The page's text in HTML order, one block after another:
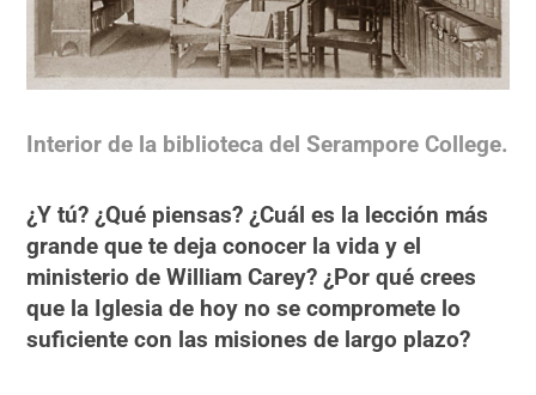
Interior de la biblioteca del Serampore College.
¿Y tú? ¿Qué piensas? ¿Cuál es la lección más
grande que te deja conocer la vida y el
ministerio de William Carey? ¿Por qué crees
que la Iglesia de hoy no se compromete lo
suficiente con las misiones de largo plazo?